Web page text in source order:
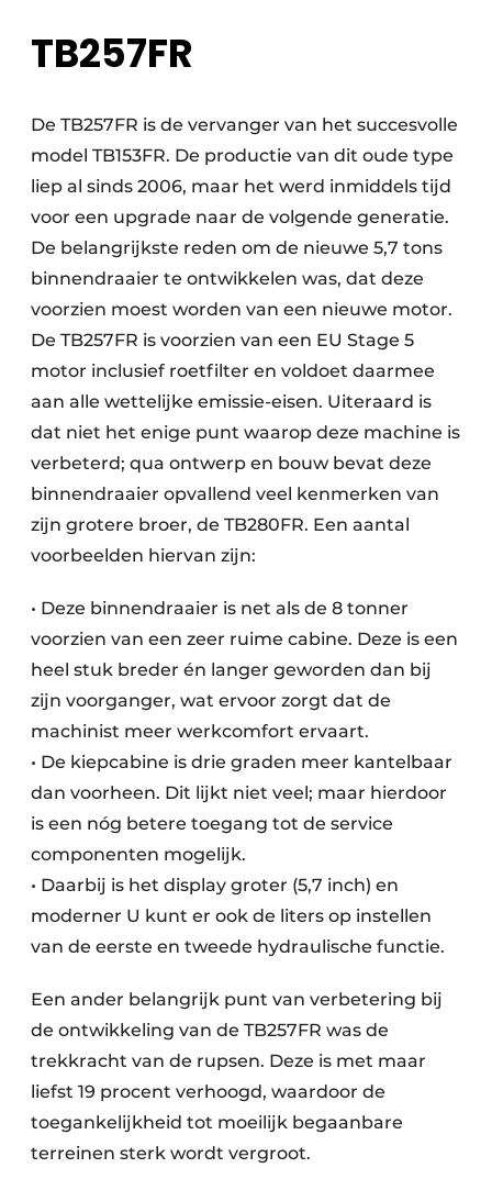
TB257FR
De TB257FR is de vervanger van het succesvolle
model TB153FR. De productie van dit oude type
liep al sinds 2006, maar het werd inmiddels tijd
voor een upgrade naar de volgende generatie.
De belangrijkste reden om de nieuwe 5,7 tons
binnendraaier te ontwikkelen was, dat deze
voorzien moest worden van een nieuwe motor.
De TB257FR is voorzien van een EU Stage 5
motor inclusief roetfilter en voldoet daarmee
aan alle wettelijke emissie-eisen. Uiteraard is
dat niet het enige punt waarop deze machine is
verbeterd; qua ontwerp en bouw bevat deze
binnendraaier opvallend veel kenmerken van
zijn grotere broer, de TB280FR. Een aantal
voorbeelden hiervan zijn:
• Deze binnendraaier is net als de 8 tonner
voorzien van een zeer ruime cabine. Deze is een
heel stuk breder én langer geworden dan bij
zijn voorganger, wat ervoor zorgt dat de
machinist meer werkcomfort ervaart.
• De kiepcabine is drie graden meer kantelbaar
dan voorheen. Dit lijkt niet veel; maar hierdoor
is een nóg betere toegang tot de service
componenten mogelijk.
• Daarbij is het display groter (5,7 inch) en
moderner U kunt er ook de liters op instellen
van de eerste en tweede hydraulische functie.
Een ander belangrijk punt van verbetering bij
de ontwikkeling van de TB257FR was de
trekkracht van de rupsen. Deze is met maar
liefst 19 procent verhoogd, waardoor de
toegankelijkheid tot moeilijk begaanbare
terreinen sterk wordt vergroot.